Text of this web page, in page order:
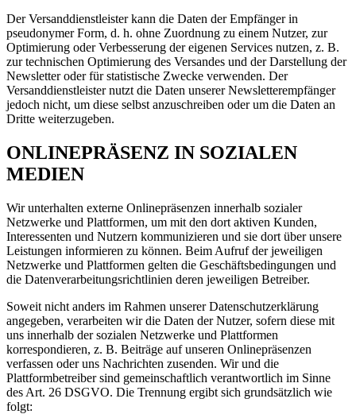
Der Versanddienstleister kann die Daten der Empfänger in
pseudonymer Form, d. h. ohne Zuordnung zu einem Nutzer, zur
Optimierung oder Verbesserung der eigenen Services nutzen, z. B.
zur technischen Optimierung des Versandes und der Darstellung der
Newsletter oder für statistische Zwecke verwenden. Der
Versanddienstleister nutzt die Daten unserer Newsletterempfänger
jedoch nicht, um diese selbst anzuschreiben oder um die Daten an
Dritte weiterzugeben.
ONLINEPRÄSENZ IN SOZIALEN
MEDIEN
Wir unterhalten externe Onlinepräsenzen innerhalb sozialer
Netzwerke und Plattformen, um mit den dort aktiven Kunden,
Interessenten und Nutzern kommunizieren und sie dort über unsere
Leistungen informieren zu können. Beim Aufruf der jeweiligen
Netzwerke und Plattformen gelten die Geschäftsbedingungen und
die Datenverarbeitungsrichtlinien deren jeweiligen Betreiber.
Soweit nicht anders im Rahmen unserer Datenschutzerklärung
angegeben, verarbeiten wir die Daten der Nutzer, sofern diese mit
uns innerhalb der sozialen Netzwerke und Plattformen
korrespondieren, z. B. Beiträge auf unseren Onlinepräsenzen
verfassen oder uns Nachrichten zusenden. Wir und die
Plattformbetreiber sind gemeinschaftlich verantwortlich im Sinne
des Art. 26 DSGVO. Die Trennung ergibt sich grundsätzlich wie
folgt: